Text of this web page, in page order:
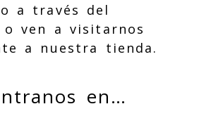
a través del
ven a visitarnos
a nuestra tienda.
en…